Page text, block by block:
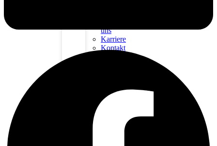
uns
Karriere
Kontakt
Wissen